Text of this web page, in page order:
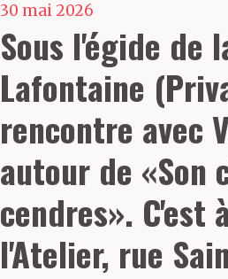
30 mai 2026
Sous l'égide de
Lafontaine
rencontre avec
autour de «Son
cendres». C'est
l'Atelier, rue